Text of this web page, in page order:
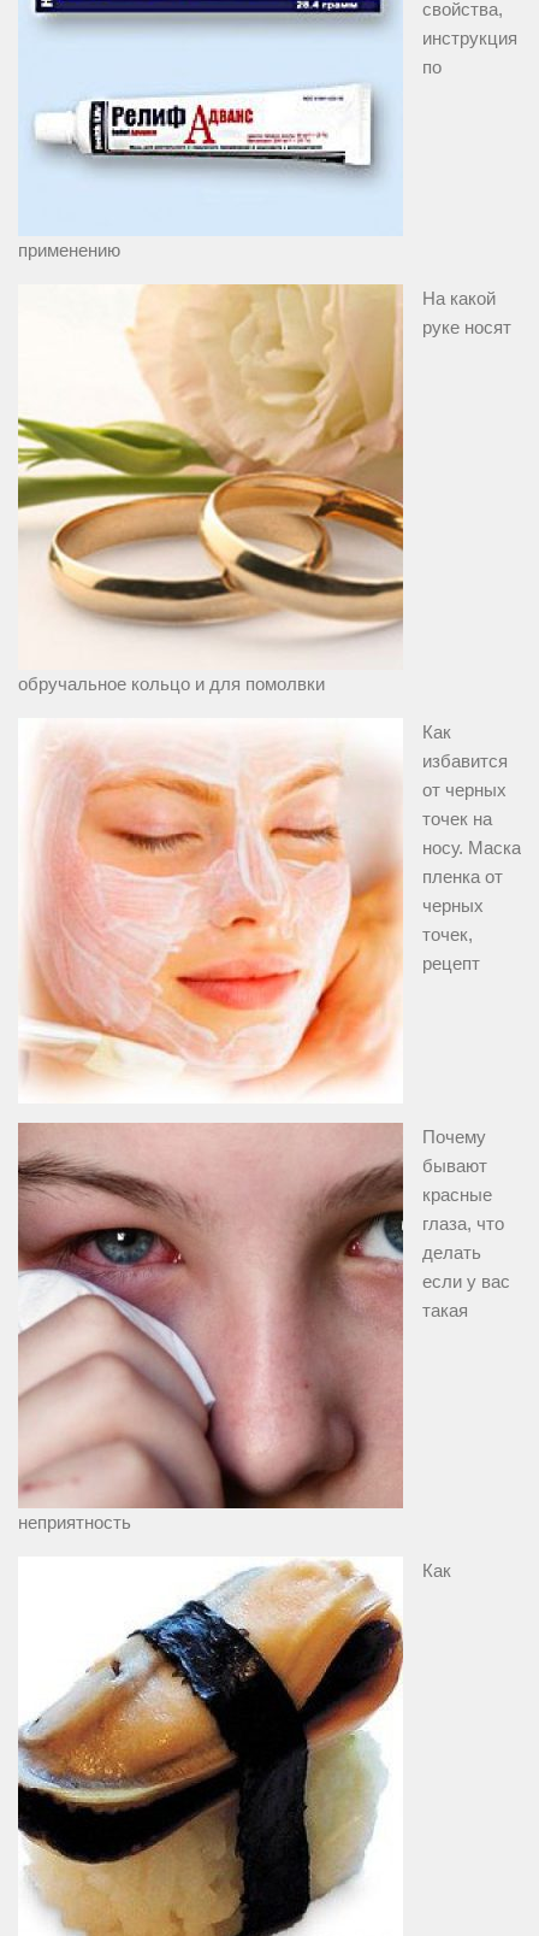
свойства,
инструкция
по
применению
На какой
руке носят
обручальное кольцо и для помолвки
Как
избавится
от черных
точек на
носу. Маска
пленка от
черных
точек,
рецепт
Почему
бывают
красные
глаза, что
делать
если у вас
такая
неприятность
Как